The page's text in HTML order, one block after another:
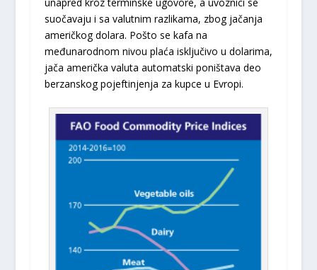
suočavaju i sa valutnim razlikama, zbog jačanja
američkog dolara. Pošto se kafa na
međunarodnom nivou plaća isključivo u dolarima,
jača američka valuta automatski poništava deo
berzanskog pojeftinjenja za kupce u Evropi.